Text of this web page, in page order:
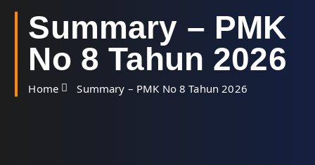
Summary – PMK
No 8 Tahun 2026
Home Summary – PMK No 8 Tahun 2026